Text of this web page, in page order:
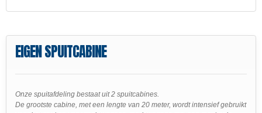
EIGEN SPUITCABINE
Onze spuitafdeling bestaat uit 2 spuitcabines.
De grootste cabine, met een lengte van 20 meter, wordt intensief gebruikt